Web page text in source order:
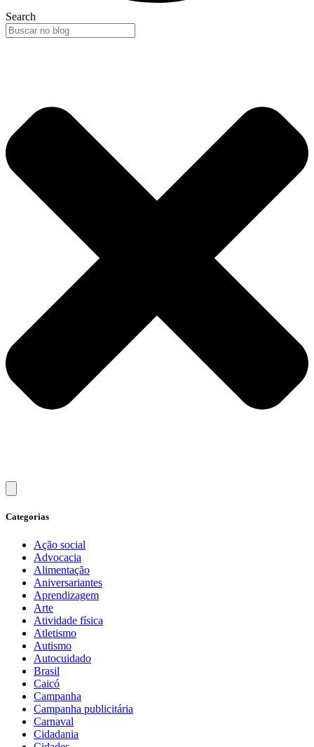
Search
Categorias
Ação social
Advocacia
Alimentação
Aniversariantes
Aprendizagem
Arte
Atividade física
Atletismo
Autismo
Autocuidado
Brasil
Caicó
Campanha
Campanha publicitária
Carnaval
Cidadania